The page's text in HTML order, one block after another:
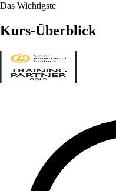
Das Wichtigste
Kurs-Überblick